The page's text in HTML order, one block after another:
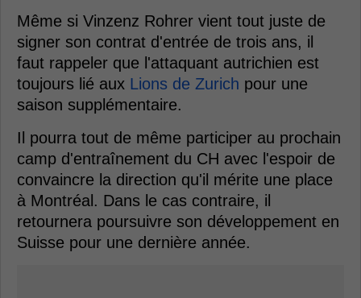
Même si Vinzenz Rohrer vient tout juste de
signer son contrat d'entrée de trois ans, il
faut rappeler que l'attaquant autrichien est
toujours lié aux Lions de Zurich pour une
saison supplémentaire.
Il pourra tout de même participer au prochain
camp d'entraînement du CH avec l'espoir de
convaincre la direction qu'il mérite une place
à Montréal. Dans le cas contraire, il
retournera poursuivre son développement en
Suisse pour une dernière année.